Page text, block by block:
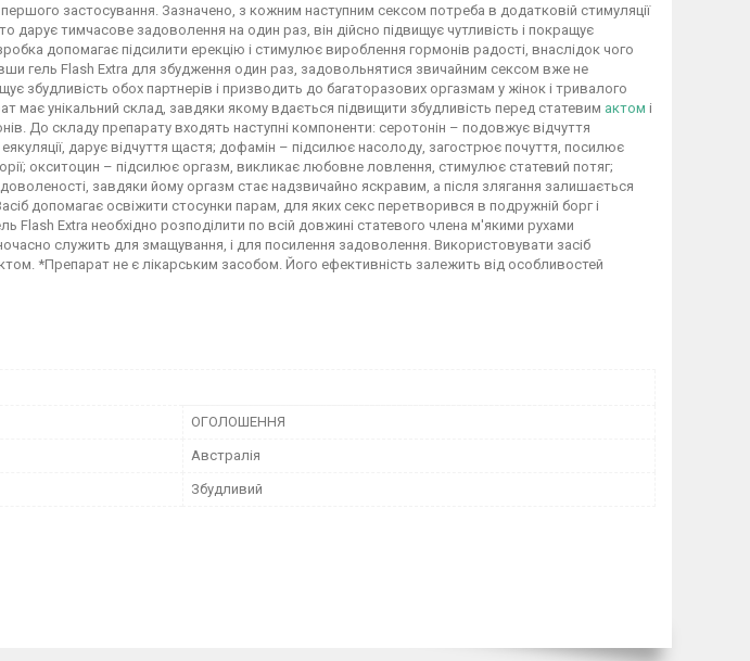
застосування. Зазначено, з кожним наступним сексом потреба в додатковій стимуляції
дарує тимчасове задоволення на один раз, він дійсно підвищує чутливість і покращує
допомагає підсилити ерекцію і стимулює вироблення гормонів радості, внаслідок чого
гель Flash Extra для збудження один раз, задовольнятися звичайним сексом вже не
збудливість обох партнерів і призводить до багаторазових оргазмам у жінок і тривалого
має унікальний склад, завдяки якому вдається підвищити збудливість перед статевим актом і
До складу препарату входять наступні компоненти: серотонін – подовжує відчуття
дарує відчуття щастя; дофамін – підсилює насолоду, загострює почуття, посилює
окситоцин – підсилює оргазм, викликає любовне ловлення, стимулює статевий потяг;
завдяки йому оргазм стає надзвичайно яскравим, а після злягання залишається
допомагає освіжити стосунки парам, для яких секс перетворився в подружній борг і
Flash Extra необхідно розподілити по всій довжині статевого члена м'якими рухами
служить для змащування, і для посилення задоволення. Використовувати засіб
*Препарат не є лікарським засобом. Його ефективність залежить від особливостей
ОГОЛОШЕННЯ
Австралія
Збудливий